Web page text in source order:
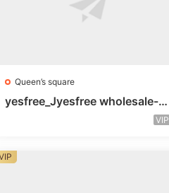
Queen’s square
yesfree_Jyesfree wholesale-未
VIP